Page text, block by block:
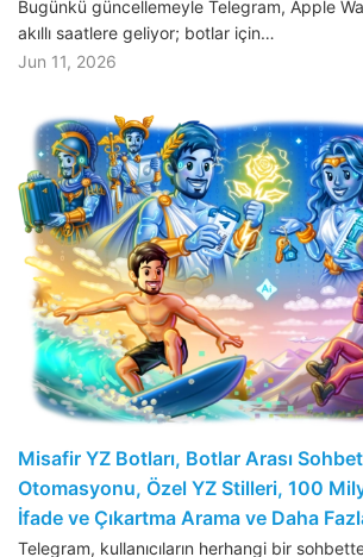
Bugünkü güncellemeyle Telegram, Apple
akıllı saatlere geliyor; botlar için…
Jun 11, 2026
Misafir YZ Botları, Botlar Arası
Otomasyonu, Özel YZ Stilleri, 100
İfade ve Çıkartma Arama ve Daha
Telegram, kullanıcıların herhangi bir